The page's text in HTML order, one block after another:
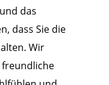
das
dass Sie die
Wir